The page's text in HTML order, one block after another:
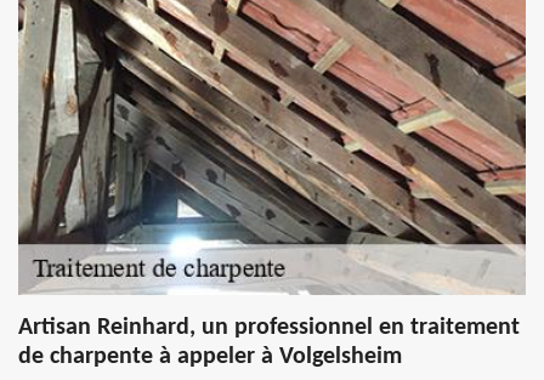
Artisan Reinhard, un professionnel en traitement
de charpente à appeler à Volgelsheim